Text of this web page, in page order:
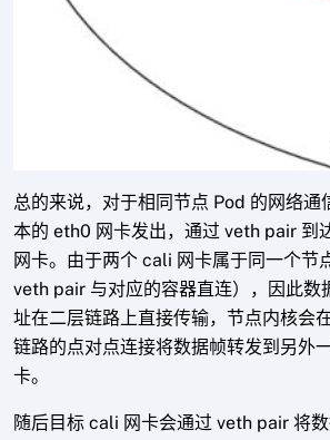
总的来说，对于相同节点 Pod 的网络通
本的 eth0 网卡发出，通过 veth pair 到
网卡。由于两个 cali 网卡属于同一个节
veth pair 与对应的容器直连），因此数
址在二层链路上直接传输，节点内核会
链路的点对点连接将数据帧转发到另外
卡。
随后目标 cali 网卡会通过 veth pair 将